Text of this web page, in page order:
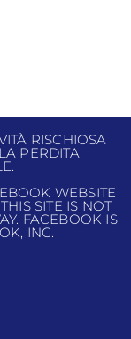
RISCHIOSA
PERDITA
WEBSITE
SITE IS NOT
FACEBOOK IS
INC.